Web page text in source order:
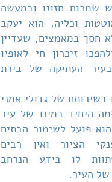
שמכוח חזונו ובמעשה
וכליה, הוא יעקב
חסך במאמצים, שעדיין
זיכרון חי לאופיו
העתיקה של בירת
בשירותם של גדולי אמני
היחיד במינו של עיר
פועל לשימור הבתים
הציור ואין רבים
לו בידע הנרחב
של העיר.